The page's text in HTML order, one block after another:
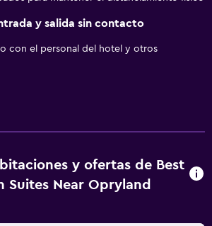
Los escenarios de la ciudad de la
tonks están a poca distancia en auto
y salida sin contacto
con el personal del hotel y otros
y ofertas de Best
Suites Near Opryland